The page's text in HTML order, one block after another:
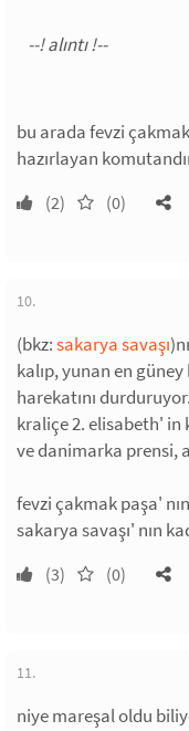
bu arada fevzi
hazırlayan
(2) (0)
10.
(bkz:sakarya savaşı
kalıp, yunan en
harekatını
kraliçe 2. elisabeth' in
ve danimarka prensi,
fevzi çakmak paşa'
sakarya savaşı' nın
(3) (0)
11.
niye mareşal oldu